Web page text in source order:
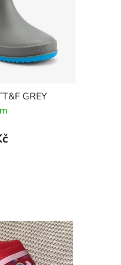
GREY